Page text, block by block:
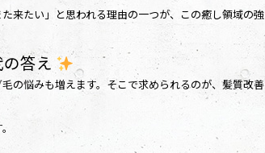
来たい」と思われる理由の一つが、この癒し領域の強
答え
の悩みも増えます。そこで求められるのが、髪質改善